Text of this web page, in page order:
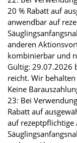
20 % Rabatt auf
anwendbar auf
anderen
kombinierbar und
Gültig: 29.07.2026
reicht. Wir
Keine
23: Bei
Rabatt auf
auf rezeptpflichtige